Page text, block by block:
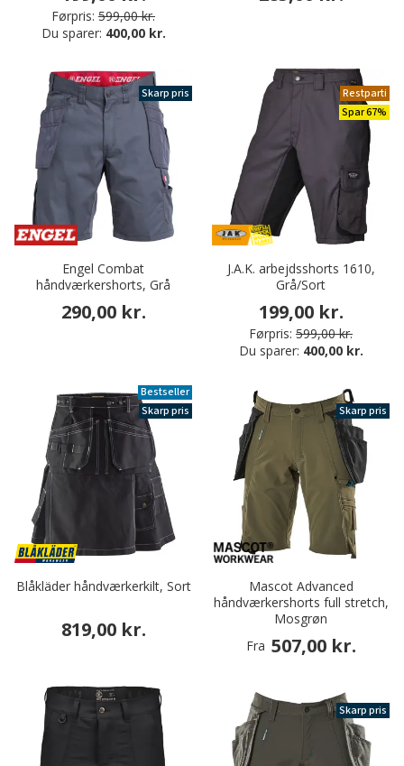
Førpris: 599,00 kr.
Du sparer: 400,00 kr.
Skarp pris
Engel Combat
håndværkershorts, Grå
290,00 kr.
Restparti
Spar 67%
J.A.K. arbejdsshorts 1610,
Grå/Sort
199,00 kr.
Førpris: 599,00 kr.
Du sparer: 400,00 kr.
Bestseller
Skarp pris
Blåkläder håndværkerkilt, Sort
819,00 kr.
Skarp pris
Mascot Advanced
håndværkershorts full stretch,
Mosgrøn
Fra 507,00 kr.
Skarp pris